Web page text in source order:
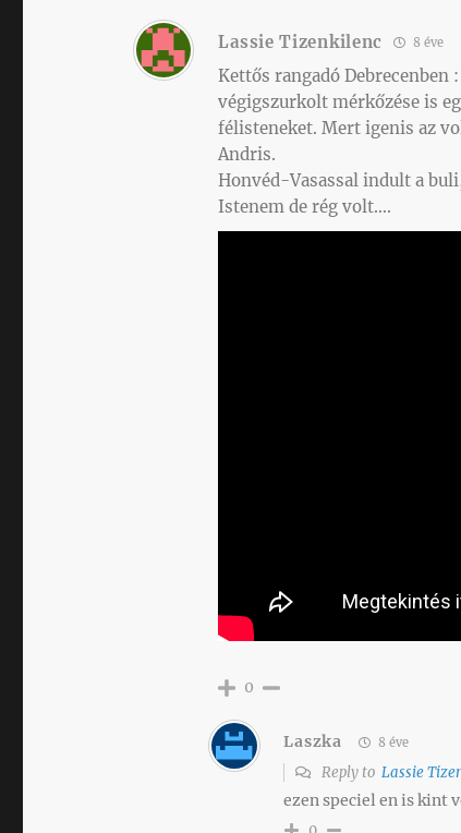
Lassie Tizenkilenc 8 éve
Kettős rangadó
végigszurkolt mérkőzése is
félisteneket. Mert igenis az
Andris.
Honvéd-Vasassal indult a
Istenem de rég volt….
0
Laszka 8 éve
Reply toLassie
ezen speciel en is kint